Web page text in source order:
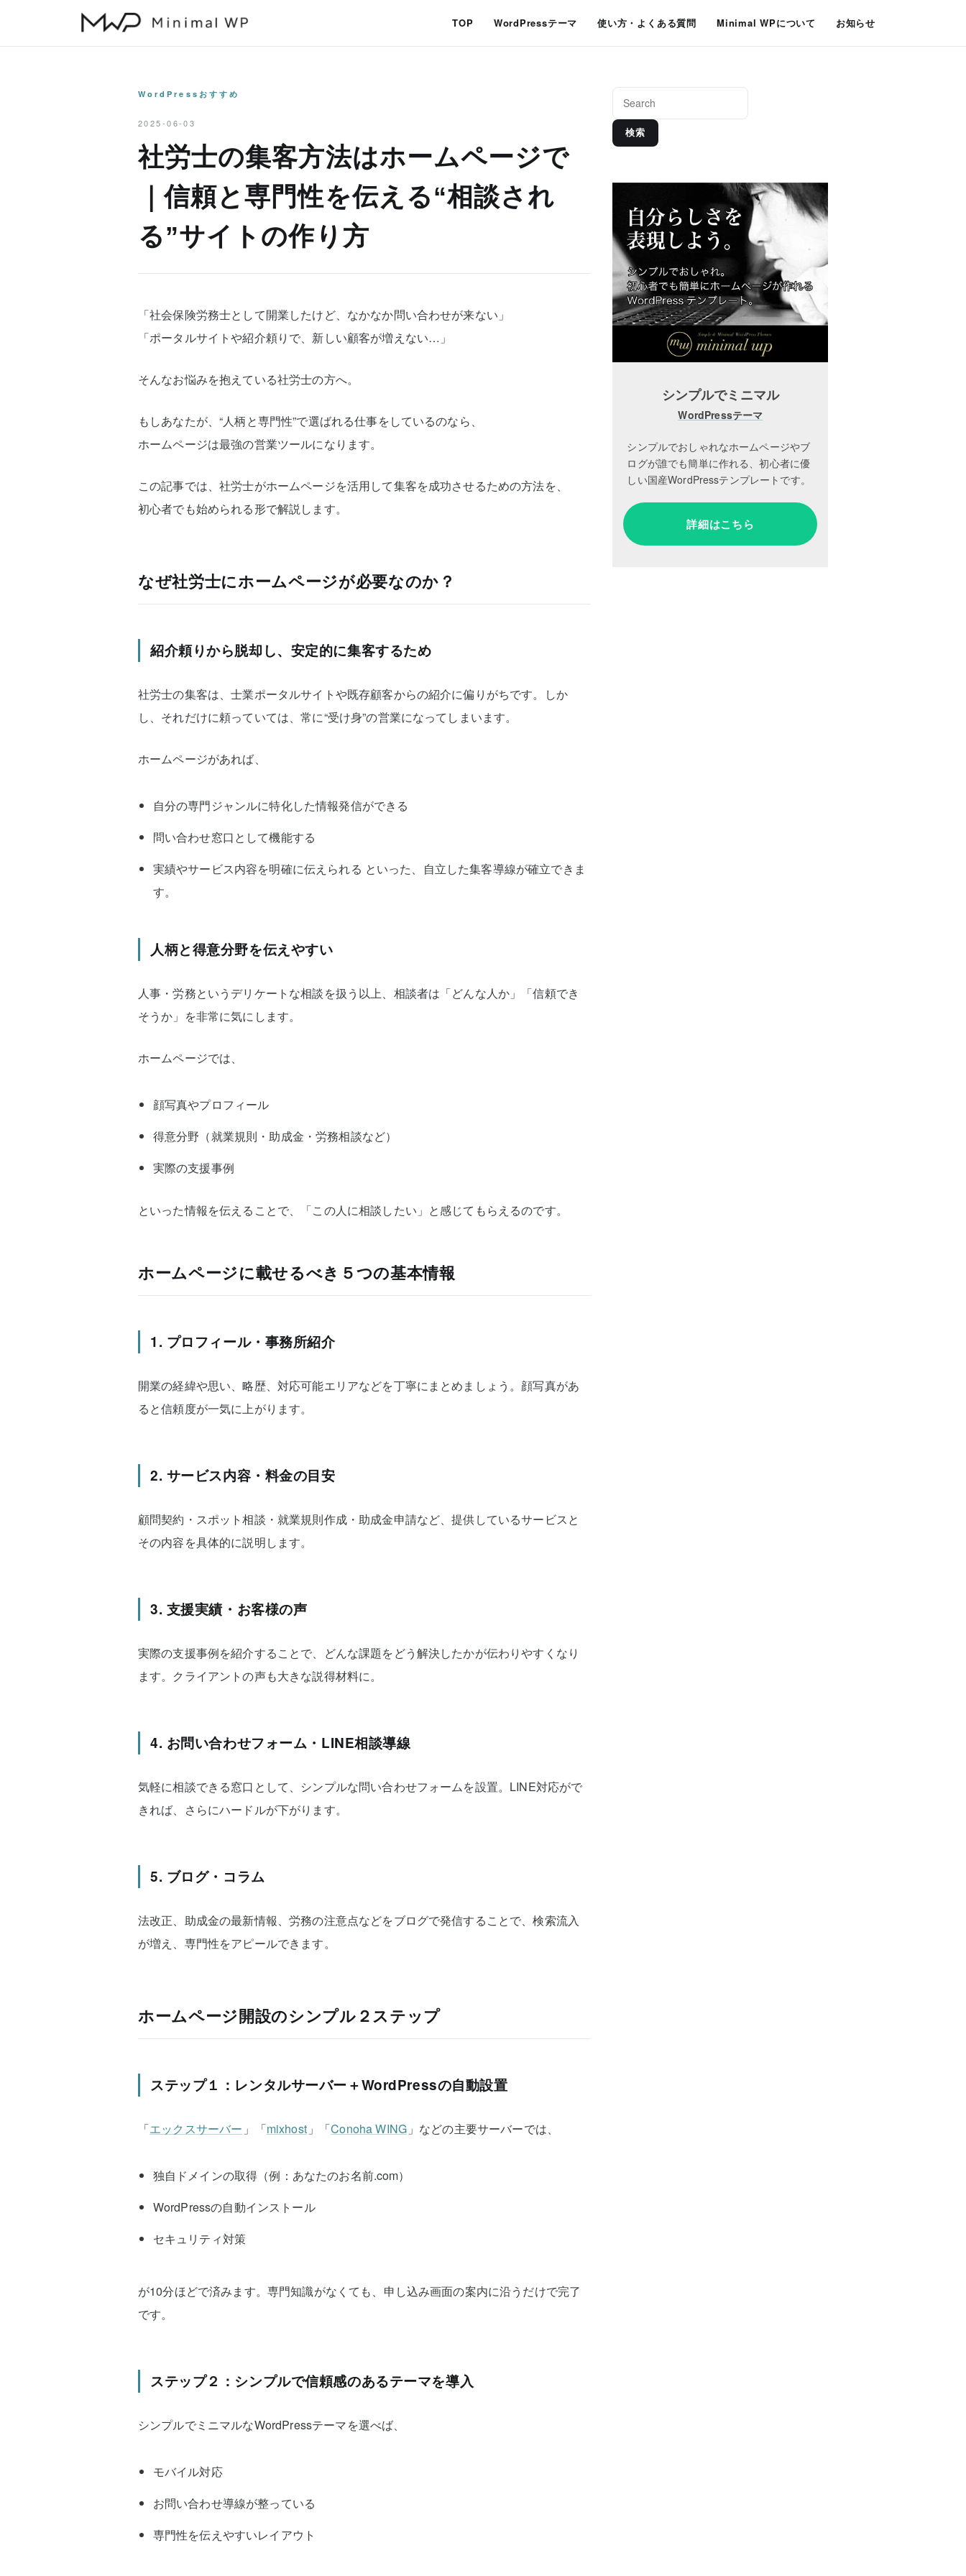
TOP WordPressテーマ 使い方・よくある質問 Minimal WPについて お知らせ
WordPressおすすめ
2025-06-03
社労士の集客方法はホームページで
｜信頼と専門性を伝える“相談され
る”サイトの作り方
「社会保険労務士として開業したけど、なかなか問い合わせが来ない」
「ポータルサイトや紹介頼りで、新しい顧客が増えない…」
そんなお悩みを抱えている社労士の方へ。
もしあなたが、“人柄と専門性”で選ばれる仕事をしているのなら、
ホームページは最強の営業ツールになります。
この記事では、社労士がホームページを活用して集客を成功させるための方法を、
初心者でも始められる形で解説します。
なぜ社労士にホームページが必要なのか？
紹介頼りから脱却し、安定的に集客するため
社労士の集客は、士業ポータルサイトや既存顧客からの紹介に偏りがちです。しか
し、それだけに頼っていては、常に“受け身”の営業になってしまいます。
ホームページがあれば、
自分の専門ジャンルに特化した情報発信ができる
問い合わせ窓口として機能する
実績やサービス内容を明確に伝えられる といった、自立した集客導線が確立できま
す。
人柄と得意分野を伝えやすい
人事・労務というデリケートな相談を扱う以上、相談者は「どんな人か」「信頼でき
そうか」を非常に気にします。
ホームページでは、
顔写真やプロフィール
得意分野（就業規則・助成金・労務相談など）
実際の支援事例
といった情報を伝えることで、「この人に相談したい」と感じてもらえるのです。
ホームページに載せるべき５つの基本情報
1. プロフィール・事務所紹介
開業の経緯や思い、略歴、対応可能エリアなどを丁寧にまとめましょう。顔写真があ
ると信頼度が一気に上がります。
2. サービス内容・料金の目安
顧問契約・スポット相談・就業規則作成・助成金申請など、提供しているサービスと
その内容を具体的に説明します。
3. 支援実績・お客様の声
実際の支援事例を紹介することで、どんな課題をどう解決したかが伝わりやすくなり
ます。クライアントの声も大きな説得材料に。
4. お問い合わせフォーム・LINE相談導線
気軽に相談できる窓口として、シンプルな問い合わせフォームを設置。LINE対応がで
きれば、さらにハードルが下がります。
5. ブログ・コラム
法改正、助成金の最新情報、労務の注意点などをブログで発信することで、検索流入
が増え、専門性をアピールできます。
ホームページ開設のシンプル２ステップ
ステップ１：レンタルサーバー＋WordPressの自動設置
「エックスサーバー 」「mixhost 」「Conoha WING 」などの主要サーバーでは、
独自ドメインの取得（例：あなたのお名前.com）
WordPressの自動インストール
セキュリティ対策
が10分ほどで済みます。専門知識がなくても、申し込み画面の案内に沿うだけで完了
です。
ステップ２：シンプルで信頼感のあるテーマを導入
シンプルでミニマルなWordPressテーマを選べば、
モバイル対応
お問い合わせ導線が整っている
専門性を伝えやすいレイアウト
検索
シンプルでミニマル
WordPressテーマ
シンプルでおしゃれなホームページやブ
ログが誰でも簡単に作れる、初心者に優
しい国産WordPressテンプレートです。
詳細はこちら